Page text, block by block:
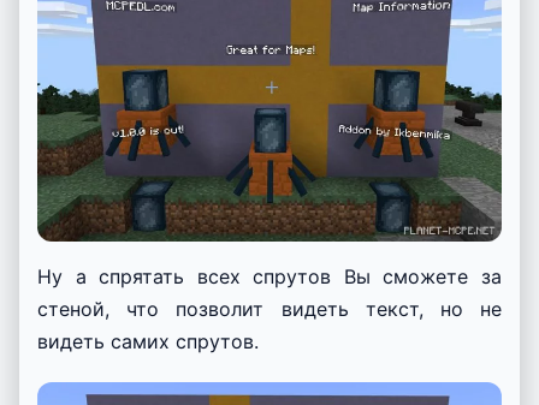
Ну а спрятать всех спрутов Вы сможете за
стеной, что позволит видеть текст, но не
видеть самих спрутов.